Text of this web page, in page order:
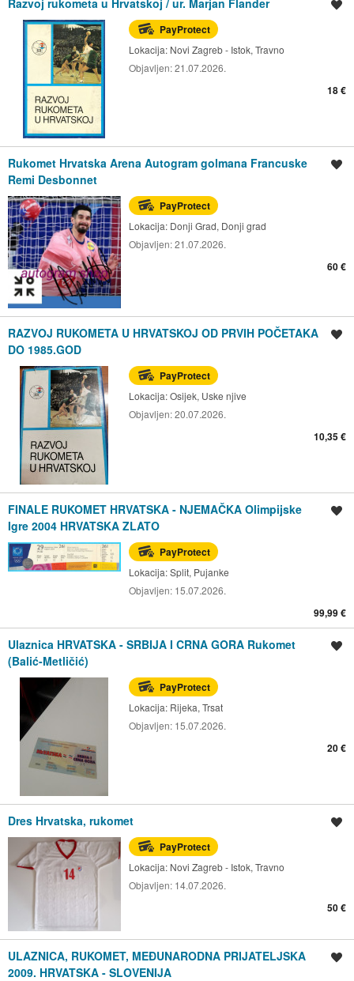
PayProtect
Lokacija: Novi Zagreb - Istok, Travno
Objavljen:21.07.2026.
18 €
Rukomet Hrvatska Arena Autogram golmana Francuske
Remi Desbonnet
PayProtect
Lokacija: Donji Grad, Donji grad
Objavljen:21.07.2026.
60 €
RAZVOJ RUKOMETA U HRVATSKOJ OD PRVIH POČETAKA
DO 1985.GOD
PayProtect
Lokacija:Osijek, Uske njive
Objavljen:20.07.2026.
10,35 €
FINALE RUKOMET HRVATSKA - NJEMAČKA Olimpijske
Igre 2004 HRVATSKA ZLATO
PayProtect
Lokacija:Split, Pujanke
Objavljen: 15.07.2026.
99,99 €
Ulaznica HRVATSKA - SRBIJA I CRNA GORA Rukomet
(Balić-Metličić)
PayProtect
Lokacija: Rijeka, Trsat
Objavljen: 15.07.2026.
20 €
Dres Hrvatska, rukomet
PayProtect
Lokacija: Novi Zagreb - Istok, Travno
Objavljen: 14.07.2026.
50 €
ULAZNICA, RUKOMET, MEĐUNARODNA PRIJATELJSKA
2009. HRVATSKA - SLOVENIJA